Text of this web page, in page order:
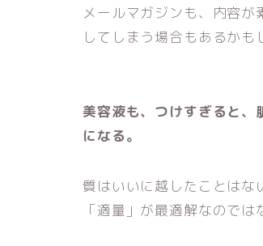
メールマガジンも、内容
してしまう場合もあるかも
美容液も、つけすぎると
になる。
質はいいに越したことはな
「適量」が最適解なのでは